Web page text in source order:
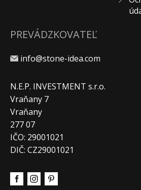
PREVÁDZKOVATEĽ
info@stone-idea.com
N.E.P. INVESTMENT s.r.o.
Vraňany 7
Vraňany
277 07
IČO: 29001021
DIČ: CZ29001021